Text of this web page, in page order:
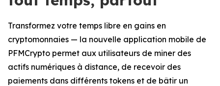
Transformez votre temps libre en gains en
cryptomonnaies — la nouvelle application mobile de
PFMCrypto permet aux utilisateurs de miner des
actifs numériques à distance, de recevoir des
paiements dans différents tokens et de bâtir un